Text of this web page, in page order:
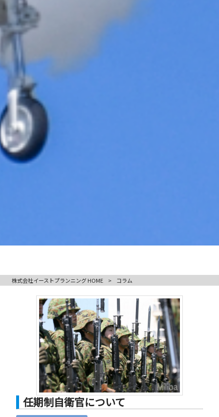
株式会社イーストプランニング HOME > コラム
任期制自衛官について